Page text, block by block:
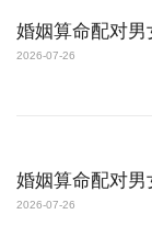
婚姻算命配对男
2026-07-26
婚姻算命配对
2026-07-26